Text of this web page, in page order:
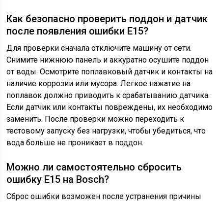
Как безопасно проверить поддон и датчик
после появления ошибки E15?
Для проверки сначала отключите машину от сети.
Снимите нижнюю панель и аккуратно осушите поддон
от воды. Осмотрите поплавковый датчик и контакты на
наличие коррозии или мусора. Легкое нажатие на
поплавок должно приводить к срабатыванию датчика.
Если датчик или контакты повреждены, их необходимо
заменить. После проверки можно переходить к
тестовому запуску без нагрузки, чтобы убедиться, что
вода больше не проникает в поддон.
Можно ли самостоятельно сбросить
ошибку E15 на Bosch?
Сброс ошибки возможен после устранения причины